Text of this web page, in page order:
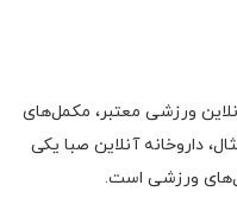
ورزشی معتبر، مکمل‌های
داروخانه آنلاین صبا یکی
ورزشی است.